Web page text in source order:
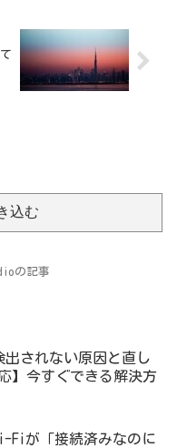
込む
の記事
出されない原因と直し
】今すぐできる解決方
Fiが「接続済みなのに